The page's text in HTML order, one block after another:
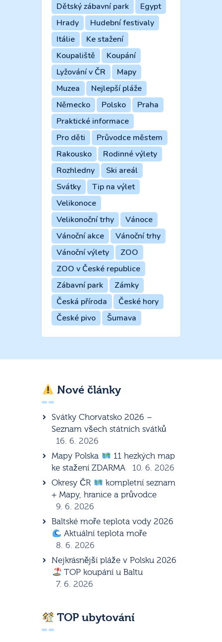
Dětský zábavní park
Egypt
Hrady
Hudební festivaly
Itálie
Ke stažení
Koupaliště
Koupání
Lyžování v ČR
Mapy
Muzea
Nejlepší pláže
Německo
Polsko
Praha
Praktické informace
Pro děti
Průvodce městem
Rakousko
Rodinné výlety
Rozhledny
Ski areál
Svátky
Tip na výlet
Velikonoce
Velikonoční trhy
Vánoce
Vánoční akce
Vánoční trhy
Vánoční výlety
ZOO
ZOO v České republice
Zábavní park
Zámky
Česká příroda
České hory
České pivo
Šumava
Nové články
Svátky Chorvatsko 2026 –
Seznam všech státních svátků
16. 6. 2026
Mapy Polska
11 hezkých map
ke stažení ZDARMA
10. 6. 2026
Okresy ČR
kompletní seznam
+ Mapy, hranice a průvodce
9. 6. 2026
Baltské moře teplota vody 2026
Aktuální teplota moře
8. 6. 2026
Nejkrásnější pláže v Polsku 2026
TOP koupání u Baltu
7. 6. 2026
TOP ubytování